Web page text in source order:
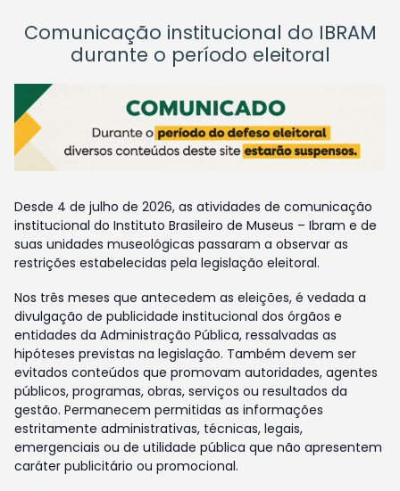
Comunicação institucional do IBRAM
durante o período eleitoral
Desde 4 de julho de 2026, as atividades de comunicação
institucional do Instituto Brasileiro de Museus – Ibram e de
suas unidades museológicas passaram a observar as
restrições estabelecidas pela legislação eleitoral.
Nos três meses que antecedem as eleições, é vedada a
divulgação de publicidade institucional dos órgãos e
entidades da Administração Pública, ressalvadas as
hipóteses previstas na legislação. Também devem ser
evitados conteúdos que promovam autoridades, agentes
públicos, programas, obras, serviços ou resultados da
gestão. Permanecem permitidas as informações
estritamente administrativas, técnicas, legais,
emergenciais ou de utilidade pública que não apresentem
caráter publicitário ou promocional.